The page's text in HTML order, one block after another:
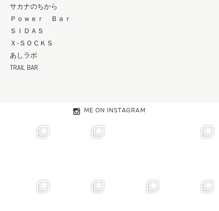
サカナのちから
Ｐｏｗｅｒ Ｂａｒ
ＳＩＤＡＳ
Ｘ-ＳＯＣＫＳ
あしラボ
TRAIL BAR
ME ON INSTAGRAM